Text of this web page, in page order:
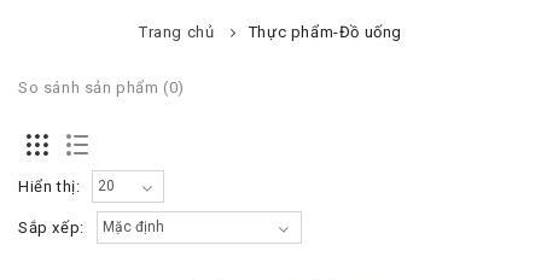
Trang chủ Thực phẩm-Đồ uống
So sánh sản phẩm (0)
Hiển thị:
Sắp xếp: